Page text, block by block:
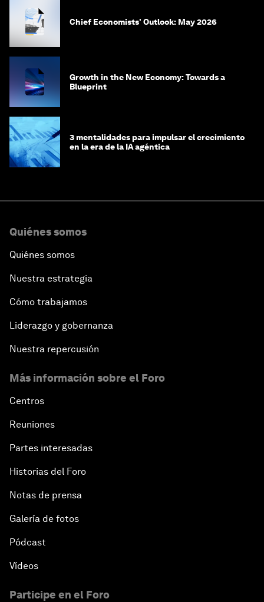
Chief Economists' Outlook: May 2026
Growth in the New Economy: Towards a
Blueprint
3 mentalidades para impulsar el crecimiento
en la era de la IA agéntica
Quiénes somos
Quiénes somos
Nuestra estrategia
Cómo trabajamos
Liderazgo y gobernanza
Nuestra repercusión
Más información sobre el Foro
Centros
Reuniones
Partes interesadas
Historias del Foro
Notas de prensa
Galería de fotos
Pódcast
Vídeos
Participe en el Foro